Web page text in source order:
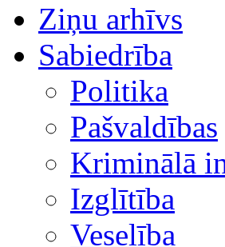
Ziņu arhīvs
Sabiedrība
Politika
Pašvaldības
Kriminālā
Izglītība
Veselība